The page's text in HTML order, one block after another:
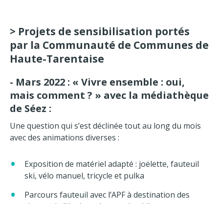
> Projets de sensibilisation portés
par la Communauté de Communes de
Haute-Tarentaise
- Mars 2022 : « Vivre ensemble : oui,
mais comment ? » avec la médiathèque
de Séez :
Une question qui s’est déclinée tout au long du mois
avec des animations diverses :
Exposition de matériel adapté : joëlette, fauteuil
ski, vélo manuel, tricycle et pulka
Parcours fauteuil avec l’APF à destination des